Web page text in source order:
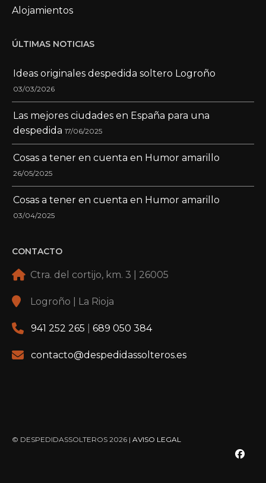
Alojamientos
ÚLTIMAS NOTICIAS
Ideas originales despedida soltero Logroño
03/03/2026
Las mejores ciudades en España para una
despedida 17/06/2025
Cosas a tener en cuenta en Humor amarillo
26/05/2025
Cosas a tener en cuenta en Humor amarillo
03/04/2025
CONTACTO
Ctra. del cortijo, km. 3 | 26005
Logroño | La Rioja
941 252 265 689 050 384
contacto@despedidassolteros.es
© DESPEDIDASSOLTEROS 2026 | AVISO LEGAL